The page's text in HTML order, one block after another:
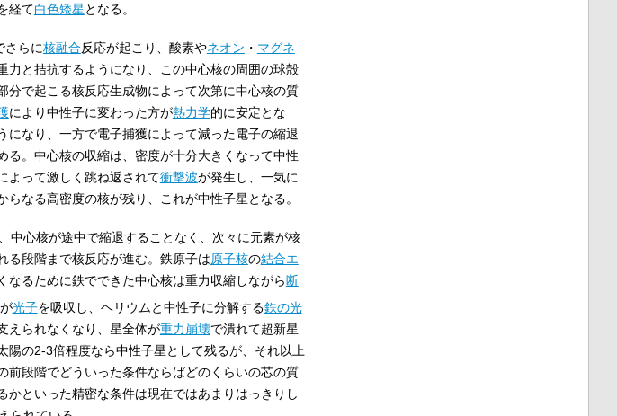
経て白色矮星となる。
さらに核融合反応が起こり、酸素やネオン ・ マグネ
力と拮抗するようになり、この中心核の周囲の球殻
で起こる核反応生成物によって次第に中心核の質
により中性子に変わった方が熱力学的に安定とな
なり、一方で電子捕獲によって減った電子の縮退
。中心核の収縮は、密度が十分大きくなって中性
よって激しく跳ね返されて衝撃波が発生し、一気に
なる高密度の核が残り、これが中性子星となる。
中心核が途中で縮退することなく、次々に元素が核
る段階まで核反応が進む。鉄原子は原子核の結合エ
るために鉄でできた中心核は重力収縮しながら断
光子を吸収し、ヘリウムと中性子に分解する鉄の光
えられなくなり、星全体が重力崩壊で潰れて超新星
の2-3倍程度なら中性子星として残るが、それ以上
前段階でどういった条件ならばどのくらいの芯の質
といった精密な条件は現在ではあまりはっきりし